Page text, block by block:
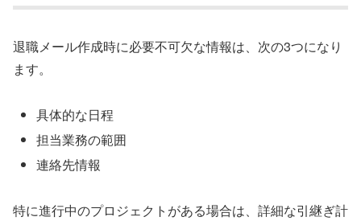
退職メール作成時に必要不可欠な情報は、次の3つになり
ます。
具体的な日程
担当業務の範囲
連絡先情報
特に進行中のプロジェクトがある場合は、詳細な引継ぎ計